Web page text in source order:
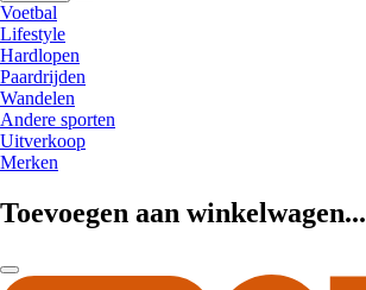
Voetbal
Lifestyle
Hardlopen
Paardrijden
Wandelen
Andere sporten
Uitverkoop
Merken
Toevoegen aan winkelwagen...